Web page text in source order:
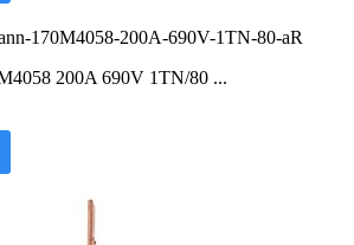
200A 690V 1TN/80 ...